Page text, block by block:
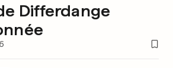
Differdange